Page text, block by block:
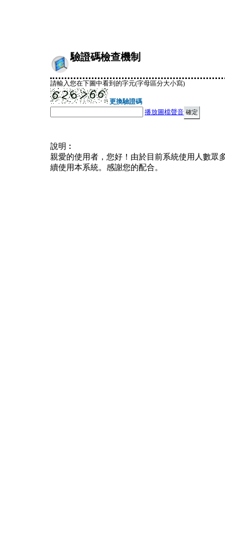
驗證碼檢查機制
請輸入您在下圖中看到的字元(字母區分大小寫)
更換驗證碼
播放圖檔聲音
說明︰
親愛的使用者，您好！由於目前系統使用人數眾
續使用本系統。感謝您的配合。